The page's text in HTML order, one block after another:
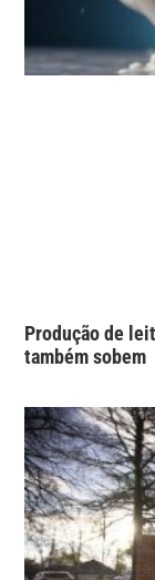
Produção de
também sobem